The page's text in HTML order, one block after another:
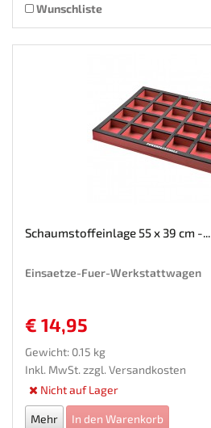
Wunschliste
Schaumstoffeinlage 55 x 39 cm -...
Einsaetze-Fuer-Werkstattwagen
€ 14,95
Gewicht: 0.15 kg
Inkl. MwSt. zzgl. Versandkosten
Nicht auf Lager
Mehr In den Warenkorb